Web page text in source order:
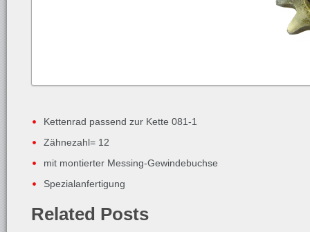
Kettenrad passend zur Kette 081-1
Zähnezahl= 12
mit montierter Messing-Gewindebuchse
Spezialanfertigung
Related Posts